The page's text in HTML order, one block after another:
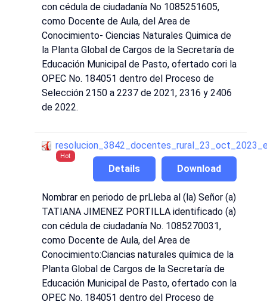
con cédula de ciudadanía No 1085251605,
como Docente de Aula, del Area de
Conocimiento- Ciencias Naturales Quimica de
la Planta Global de Cargos de la Secretaría de
Educación Municipal de Pasto, ofertado cori la
OPEC No. 184051 dentro del Proceso de
Selección 2150 a 2237 de 2021, 2316 y 2406
de 2022.
Hot
Download
Details
Nombrar en periodo de prLleba al (la) Señor (a)
TATIANA JIMENEZ PORTILLA identificado (a)
con cédula de ciudadanía No. 1085270031,
como Docente de Aula, del Area de
Conocimiento:Ciancias naturales química de la
Planta Global de Cargos de la Secretaría de
Educación Municipal de Pasto, ofertado con la
OPEC No. 184051 dentro del Proceso de